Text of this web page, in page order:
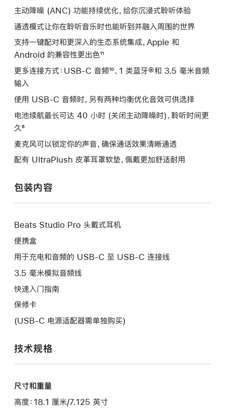
主动降噪 (ANC) 功能持续优化，给你沉浸式聆听体验
通透模式让你在聆听音乐时也能听到并融入周围的世界
支持一键配对和更深入的生态系统集成，Apple 和
Android 的兼容性更出色¹¹
更多连接方式：USB-C 音频¹⁰、1 类蓝牙®和 3.5 毫米音频
输入
使用 USB-C 音频时，另有两种均衡优化音效可供选择
电池续航最长可达 40 小时 (关闭主动降噪时)，聆听时间更
久⁸
麦克风可以锁定你的声音，确保通话效果清晰通透
配有 UltraPlush 皮革耳罩软垫，佩戴更加舒适耐用
包装内容
Beats Studio Pro 头戴式耳机
便携盒
用于充电和音频的 USB-C 至 USB-C 连接线
3.5 毫米模拟音频线
快速入门指南
保修卡
(USB-C 电源适配器需单独购买)
技术规格
尺寸和重量
高度：18.1 厘米/7.125 英寸